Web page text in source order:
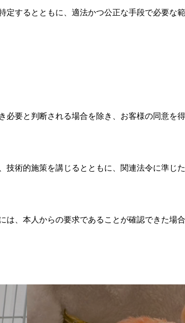
するとともに、適法かつ公正な手段で必要な
要と判断される場合を除き、お客様の同意を
術的施策を講じるとともに、関連法令に準じ
、本人からの要求であることが確認できた場